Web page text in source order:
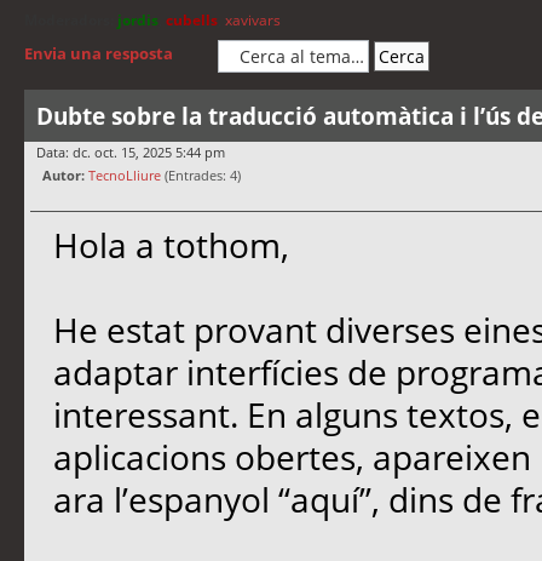
jordis cubells xavivars
Envia una resposta
Dubte sobre la traducció automàtica i l’ús
Data: dc. oct. 15, 2025 5:44 pm
Autor: TecnoLliure (Entrades: 4)
Hola a tothom,
He estat provant diverses
adaptar interfícies de
interessant. En alguns textos,
aplicacions obertes,
ara l’espanyol “aquí”, dins de